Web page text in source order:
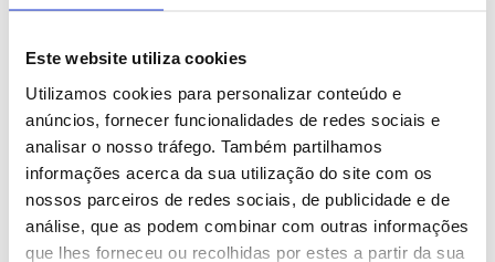
Este website utiliza cookies
Utilizamos cookies para personalizar conteúdo e
anúncios, fornecer funcionalidades de redes sociais e
analisar o nosso tráfego. Também partilhamos
informações acerca da sua utilização do site com os
nossos parceiros de redes sociais, de publicidade e de
análise, que as podem combinar com outras informações
que lhes forneceu ou recolhidas por estes a partir da sua
I Liga: Académico de
Viseu quer contrariar
"caudal afensivo" do
Benfica
Ciberataque ao grupo
Águas de Portugal sem
afetar fornecimento de
água – ministra (editado)